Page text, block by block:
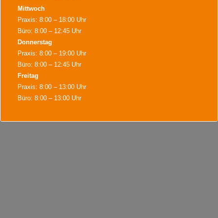
und freuen uns Euch bald wiederzusehen !
Mittwoch
Praxis: 8:00 – 18:00 Uhr
Büro: 8:00 – 12:45 Uhr
Donnerstag
Praxis: 8:00 – 19:00 Uhr
Büro: 8:00 – 12:45 Uhr
Freitag
Praxis: 8:00 – 13:00 Uhr
Büro: 8:00 – 13:00 Uhr